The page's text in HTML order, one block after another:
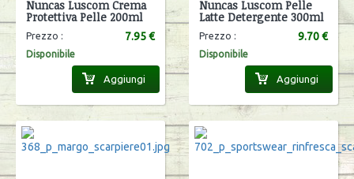
Nuncas Luscom Crema
Protettiva Pelle 200ml
Prezzo : 7.95 €
Disponibile
Aggiungi
Nuncas Luscom Pelle
Latte Detergente 300ml
Prezzo : 9.70 €
Disponibile
Aggiungi